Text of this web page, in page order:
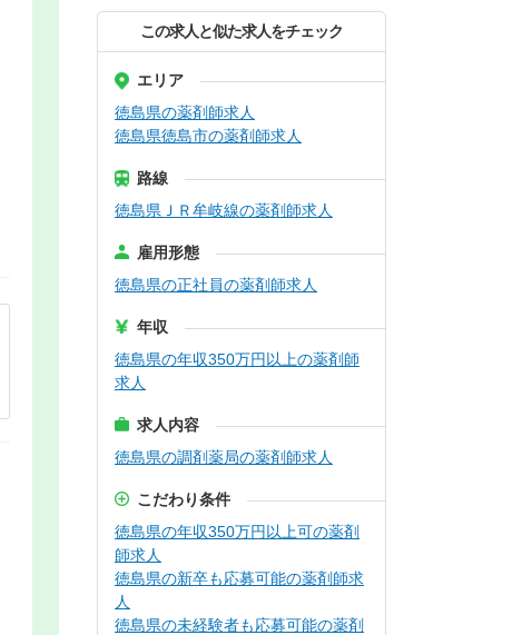
この求人と似た求人をチェック
エリア
徳島県の薬剤師求人
徳島県徳島市の薬剤師求人
路線
徳島県ＪＲ牟岐線の薬剤師求人
雇用形態
徳島県の正社員の薬剤師求人
年収
徳島県の年収350万円以上の薬剤師
求人
求人内容
徳島県の調剤薬局の薬剤師求人
こだわり条件
徳島県の年収350万円以上可の薬剤
師求人
徳島県の新卒も応募可能の薬剤師求
人
徳島県の未経験者も応募可能の薬剤